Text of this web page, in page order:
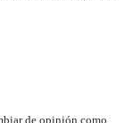
de opinión como